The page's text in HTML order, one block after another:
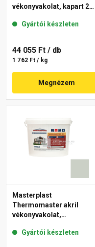
vékonyvakolat, kapart 2
Gyártói készleten
44 055 Ft / db
1 762 Ft / kg
Megnézem
Masterplast
Thermomaster akril
vékonyvakolat,
43-E 25 kg
Gyártói készleten